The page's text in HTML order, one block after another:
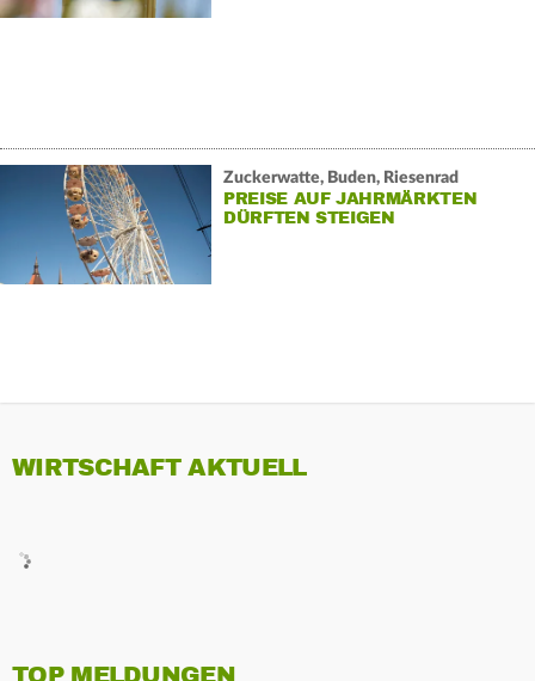
Zuckerwatte, Buden, Riesenrad
PREISE AUF JAHRMÄRKTEN
DÜRFTEN STEIGEN
WIRTSCHAFT AKTUELL